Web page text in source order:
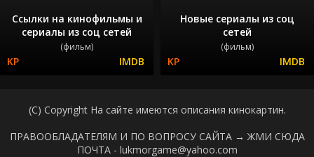
Ссылки на кинофильмы и
сериалы из соц сетей
(фильм)
Новые сериалы из соц
сетей
(фильм)
(C) Copyright На сайте имеются описания кинокартин.
ПРАВООБЛАДАТЕЛЯМ И ПО ВОПРОСУ САЙТА → ЖМИ СЮДА
ПОЧТА - lukmorgame@yahoo.com